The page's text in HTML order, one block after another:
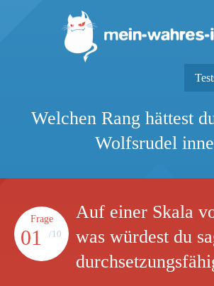
Welchen Rang hättest
Wolfsrudel
Frage
01 /10
Auf einer Skala
was würdest du